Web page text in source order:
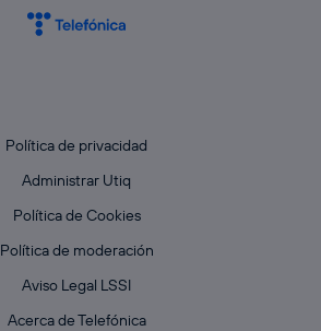
Política de privacidad
Administrar Utiq
Política de Cookies
Política de moderación
Aviso Legal LSSI
Acerca de Telefónica